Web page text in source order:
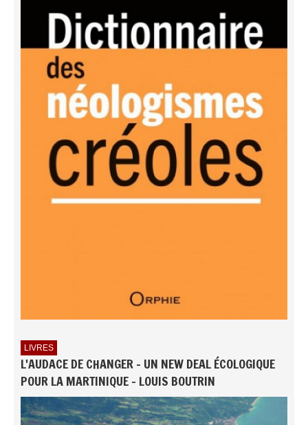
LIVRES
L'AUDACE DE CHANGER - UN NEW DEAL ÉCOLOGIQUE
POUR LA MARTINIQUE - LOUIS BOUTRIN